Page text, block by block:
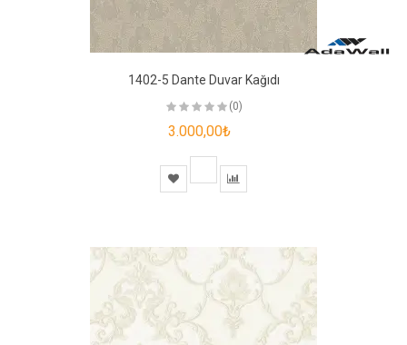
1402-5 Dante Duvar Kağıdı
(0)
3.000,00₺